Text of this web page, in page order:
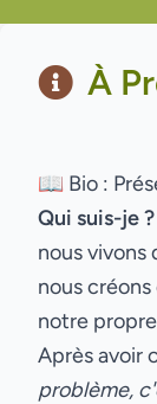
À
📖 Bio :
Qui suis-je ?
nous vivons
nous
notre
Après avoir
problème,